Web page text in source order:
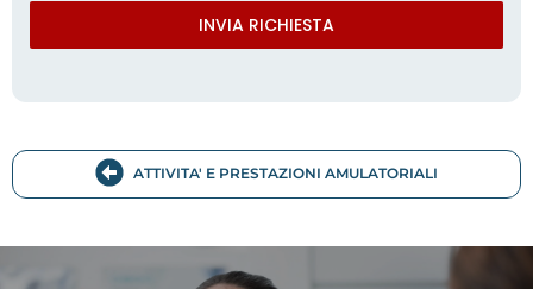
INVIA RICHIESTA
ATTIVITA' E PRESTAZIONI AMULATORIALI